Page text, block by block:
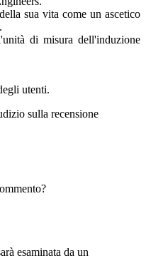
sua vita come un ascetico
di misura dell'induzione
utenti.
sulla recensione
esaminata da un